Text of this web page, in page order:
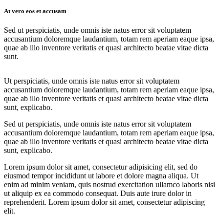
At vero eos et accusam
Sed ut perspiciatis, unde omnis iste natus error sit voluptatem
accusantium doloremque laudantium, totam rem aperiam eaque ipsa,
quae ab illo inventore veritatis et quasi architecto beatae vitae dicta
sunt.
Ut perspiciatis, unde omnis iste natus error sit voluptatem
accusantium doloremque laudantium, totam rem aperiam eaque ipsa,
quae ab illo inventore veritatis et quasi architecto beatae vitae dicta
sunt, explicabo.
Sed ut perspiciatis, unde omnis iste natus error sit voluptatem
accusantium doloremque laudantium, totam rem aperiam eaque ipsa,
quae ab illo inventore veritatis et quasi architecto beatae vitae dicta
sunt, explicabo.
Lorem ipsum dolor sit amet, consectetur adipisicing elit, sed do
eiusmod tempor incididunt ut labore et dolore magna aliqua. Ut
enim ad minim veniam, quis nostrud exercitation ullamco laboris nisi
ut aliquip ex ea commodo consequat. Duis aute irure dolor in
reprehenderit. Lorem ipsum dolor sit amet, consectetur adipiscing
elit.